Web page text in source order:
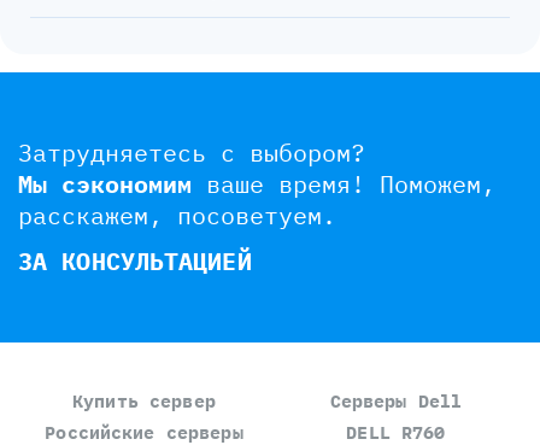
Затрудняетесь с выбором?
Мы сэкономим ваше время! Поможем,
расскажем, посоветуем.
ЗА КОНСУЛЬТАЦИЕЙ
Купить сервер
Российские серверы
Серверы Dell
DELL R760